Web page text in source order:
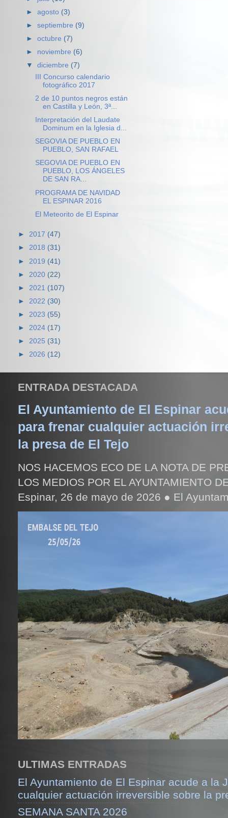
►agosto (3)
►septiembre (9)
►octubre (7)
► noviembre (6)
▼diciembre (7)
III Concurso calendario
fotográfico 2017
2 de 10 puntos negros están
en Castilla y León, 3ª...
Interpretación del Laudate
Dominum en la Iglesia d...
SEGOVIA DE PUEBLO EN
PUEBLO, SAN RAFAEL
SEGOVIA DE PUEBLO EN
PUEBLO, LOS ÁNGELES
DE SAN RA...
PROGRAMA DE NAVIDAD
EL ESPINAR 2016
El Meteorito de El Espinar
► 2017 (47)
► 2018 (31)
► 2019 (41)
► 2020 (22)
► 2021 (107)
► 2022 (30)
► 2023 (55)
► 2024 (17)
► 2025 (31)
► 2026 (12)
ENTRADA DESTACADA
El Ayuntamiento de El Espinar
para frenar cualquier actuación
la presa de El Tejo
NOS HACEMOS ECO DE LA NOTA DE
LOS MEDIOS POR EL AYUNTAMIENTO
Espinar, 26 de mayo de 2026 ● El
ULTIMAS ENTRADAS
El Ayuntamiento de El Espinar acude a la
cualquier actuación irreversible sobre la
SEMANA SANTA 2026